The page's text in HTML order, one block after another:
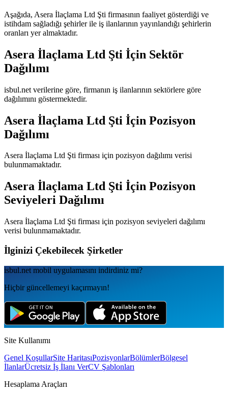
Aşağıda, Asera İlaçlama Ltd Şti firmasının faaliyet gösterdiği ve
istihdam sağladığı şehirler ile iş ilanlarının yayınlandığı şehirlerin
oranları yer almaktadır.
Asera İlaçlama Ltd Şti İçin Sektör
Dağılımı
isbul.net verilerine göre, firmanın iş ilanlarının sektörlere göre
dağılımını göstermektedir.
Asera İlaçlama Ltd Şti İçin Pozisyon
Dağılımı
Asera İlaçlama Ltd Şti firması için pozisyon dağılımı verisi
bulunmamaktadır.
Asera İlaçlama Ltd Şti İçin Pozisyon
Seviyeleri Dağılımı
Asera İlaçlama Ltd Şti firması için pozisyon seviyeleri dağılımı
verisi bulunmamaktadır.
İlginizi Çekebilecek Şirketler
isbul.net mobil uygulamаsını indirdiniz mi?
Hiçbir güncellemeyi kaçırmayın!
Site Kullanımı
Genel KoşullarSite HaritasıPozisyonlarBölümlerBölgesel
İlanlarÜcretsiz İş İlanı VerCV Şablonları
Hesaplama Araçları